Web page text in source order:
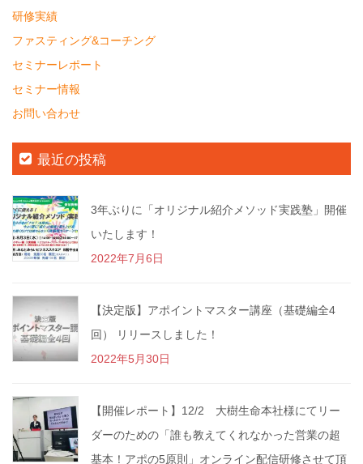
研修実績
ファスティング&コーチング
セミナーレポート
セミナー情報
お問い合わせ
最近の投稿
3年ぶりに「オリジナル紹介メソッド実践塾」開催
いたします！
2022年7月6日
【決定版】アポイントマスター講座（基礎編全4
回） リリースしました！
2022年5月30日
【開催レポート】12/2 大樹生命本社様にてリー
ダーのための「誰も教えてくれなかった営業の超
基本！アポの5原則」オンライン配信研修させて頂